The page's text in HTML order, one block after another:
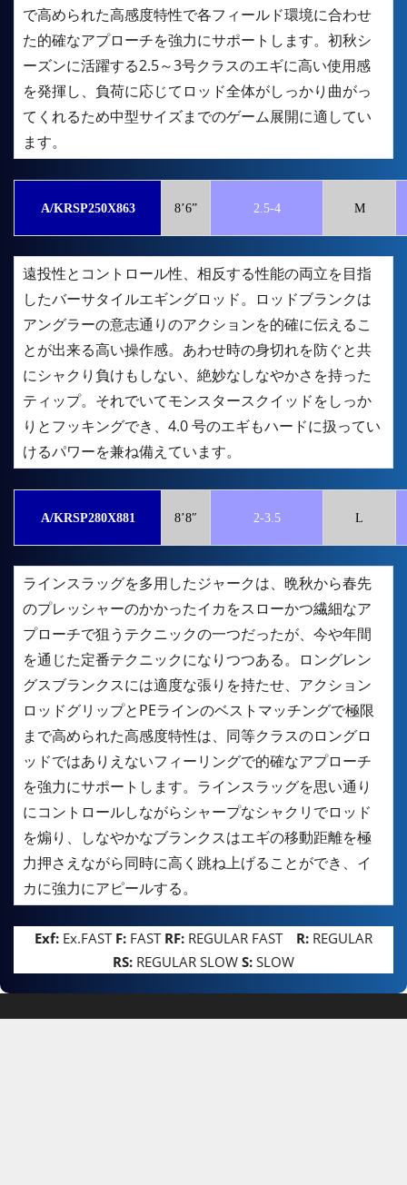
で高められた高感度特性で各フィールド環境に合わせ
た的確なアプローチを強力にサポートします。初秋シ
ーズンに活躍する2.5～3号クラスのエギに高い使用感
を発揮し、負荷に応じてロッド全体がしっかり曲がっ
てくれるため中型サイズまでのゲーム展開に適してい
ます。
A/KRSP250X863 8’6” 2.5-4 M
遠投性とコントロール性、相反する性能の両立を目指
したバーサタイルエギングロッド。ロッドブランクは
アングラーの意志通りのアクションを的確に伝えるこ
とが出来る高い操作感。あわせ時の身切れを防ぐと共
にシャクり負けもしない、絶妙なしなやかさを持った
ティップ。それでいてモンスタースクイッドをしっか
りとフッキングでき、4.0 号のエギもハードに扱ってい
けるパワーを兼ね備えています。
A/KRSP280X881 8’8″ 2-3.5 L
ラインスラッグを多用したジャークは、晩秋から春先
のプレッシャーのかかったイカをスローかつ繊細なア
プローチで狙うテクニックの一つだったが、今や年間
を通じた定番テクニックになりつつある。ロングレン
グスブランクスには適度な張りを持たせ、アクション
ロッドグリップとPEラインのベストマッチングで極限
まで高められた高感度特性は、同等クラスのロングロ
ッドではありえないフィーリングで的確なアプローチ
を強力にサポートします。ラインスラッグを思い通り
にコントロールしながらシャープなシャクリでロッド
を煽り、しなやかなブランクスはエギの移動距離を極
力押さえながら同時に高く跳ね上げることができ、イ
カに強力にアピールする。
Exf: Ex.FAST F: FAST RF: REGULAR FAST R: REGULAR
RS: REGULAR SLOW S: SLOW